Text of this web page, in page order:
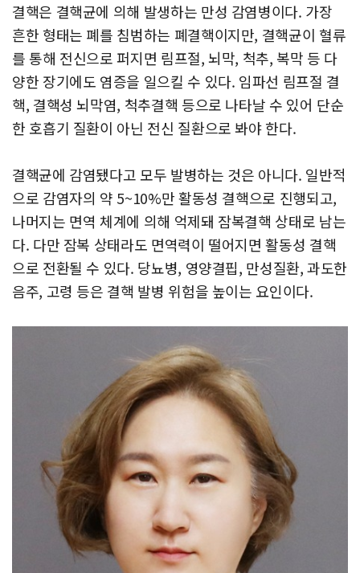
결핵은 결핵균에 의해 발생하는 만성 감염병이다. 가장
흔한 형태는 폐를 침범하는 폐결핵이지만, 결핵균이 혈류
를 통해 전신으로 퍼지면 림프절, 뇌막, 척추, 복막 등 다
양한 장기에도 염증을 일으킬 수 있다. 임파선 림프절 결
핵, 결핵성 뇌막염, 척추결핵 등으로 나타날 수 있어 단순
한 호흡기 질환이 아닌 전신 질환으로 봐야 한다.
결핵균에 감염됐다고 모두 발병하는 것은 아니다. 일반적
으로 감염자의 약 5~10%만 활동성 결핵으로 진행되고,
나머지는 면역 체계에 의해 억제돼 잠복결핵 상태로 남는
다. 다만 잠복 상태라도 면역력이 떨어지면 활동성 결핵
으로 전환될 수 있다. 당뇨병, 영양결핍, 만성질환, 과도한
음주, 고령 등은 결핵 발병 위험을 높이는 요인이다.